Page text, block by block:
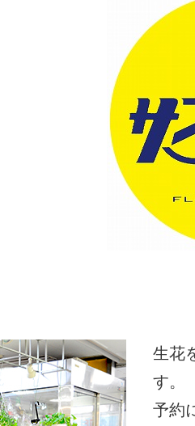
生花
す。
予約